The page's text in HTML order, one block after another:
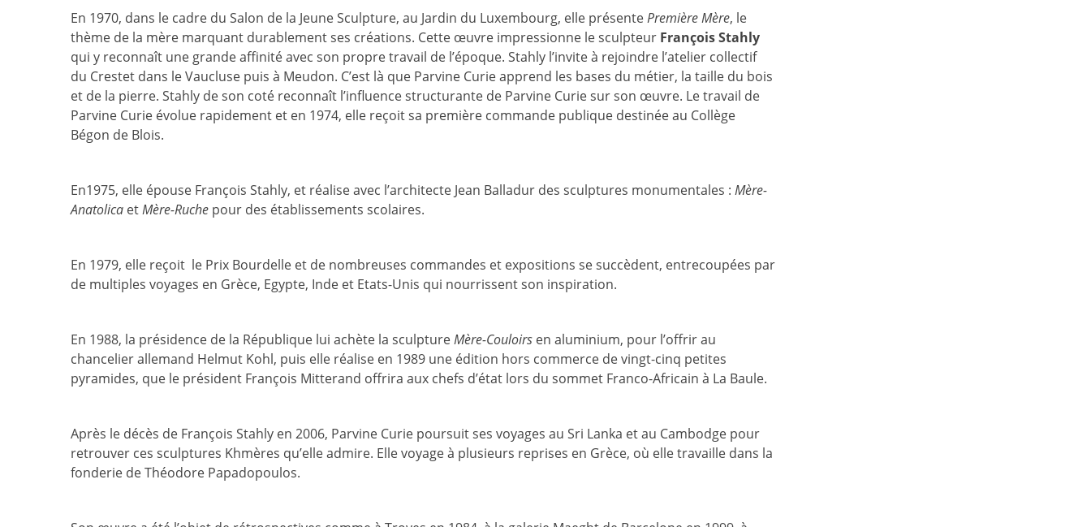
En 1970, dans le cadre du Salon de la Jeune Sculpture, au Jardin du Luxembourg, elle présentePremière Mère, le
thème de la mère marquant durablement ses créations. Cette œuvre impressionne le sculpteur François Stahly
qui y reconnaît une grande affinité avec son propre travail de l’époque. Stahly l’invite à rejoindre l’atelier collectif
du Crestet dans le Vaucluse puis à Meudon. C’est là que Parvine Curie apprend les bases du métier, la taille du bois
et de la pierre. Stahly de son coté reconnaît l’influence structurante de Parvine Curie sur son œuvre. Le travail de
Parvine Curie évolue rapidement et en 1974, elle reçoit sa première commande publique destinée au Collège
Bégon de Blois.
En1975, elle épouse François Stahly, et réalise avec l’architecte Jean Balladur des sculptures monumentales : Mère-
Anatolica etMère-Ruche pour des établissements scolaires.
En 1979, elle reçoit le Prix Bourdelle et de nombreuses commandes et expositions se succèdent, entrecoupées par
de multiples voyages en Grèce, Egypte, Inde et Etats-Unis qui nourrissent son inspiration.
En 1988, la présidence de la République lui achète la sculptureMère-Couloirs en aluminium, pour l’offrir au
chancelier allemand Helmut Kohl, puis elle réalise en 1989 une édition hors commerce de vingt-cinq petites
pyramides, que le président François Mitterand offrira aux chefs d’état lors du sommet Franco-Africain à La Baule.
Après le décès de François Stahly en 2006, Parvine Curie poursuit ses voyages au Sri Lanka et au Cambodge pour
retrouver ces sculptures Khmères qu’elle admire. Elle voyage à plusieurs reprises en Grèce, où elle travaille dans la
fonderie de Théodore Papadopoulos.